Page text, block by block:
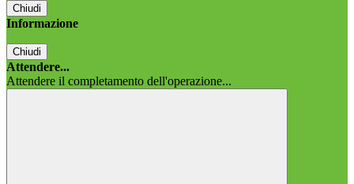
Chiudi
Informazione
Chiudi
Attendere...
Attendere il completamento dell'operazione...